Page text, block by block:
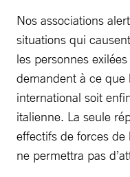
Nos associations
situations qui
les personnes
demandent à ce que
international soit
italienne. La seule
effectifs de forces de
ne permettra pas